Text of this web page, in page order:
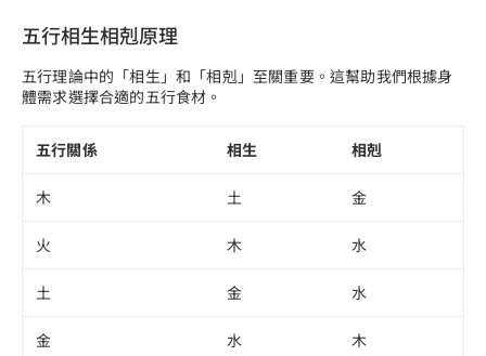
五行相生相剋原理
五行理論中的「相生」和「相剋」至關重要。這幫助我們根據身
體需求選擇合適的五行食材。
五行關係 相生 相剋
木 土 金
火 木 水
土 金 水
金 水 木